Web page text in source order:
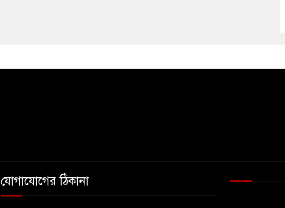
যোগাযোগের ঠিকানা